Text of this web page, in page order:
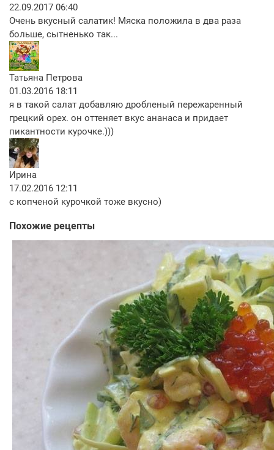
22.09.2017 06:40
Очень вкусный салатик! Мяска положила в два раза
больше, сытненько так...
Татьяна Петрова
01.03.2016 18:11
я в такой салат добавляю дробленый пережаренный
грецкий орех. он оттеняет вкус ананаса и придает
пикантности курочке.)))
Ирина
17.02.2016 12:11
с копченой курочкой тоже вкусно)
Похожие рецепты